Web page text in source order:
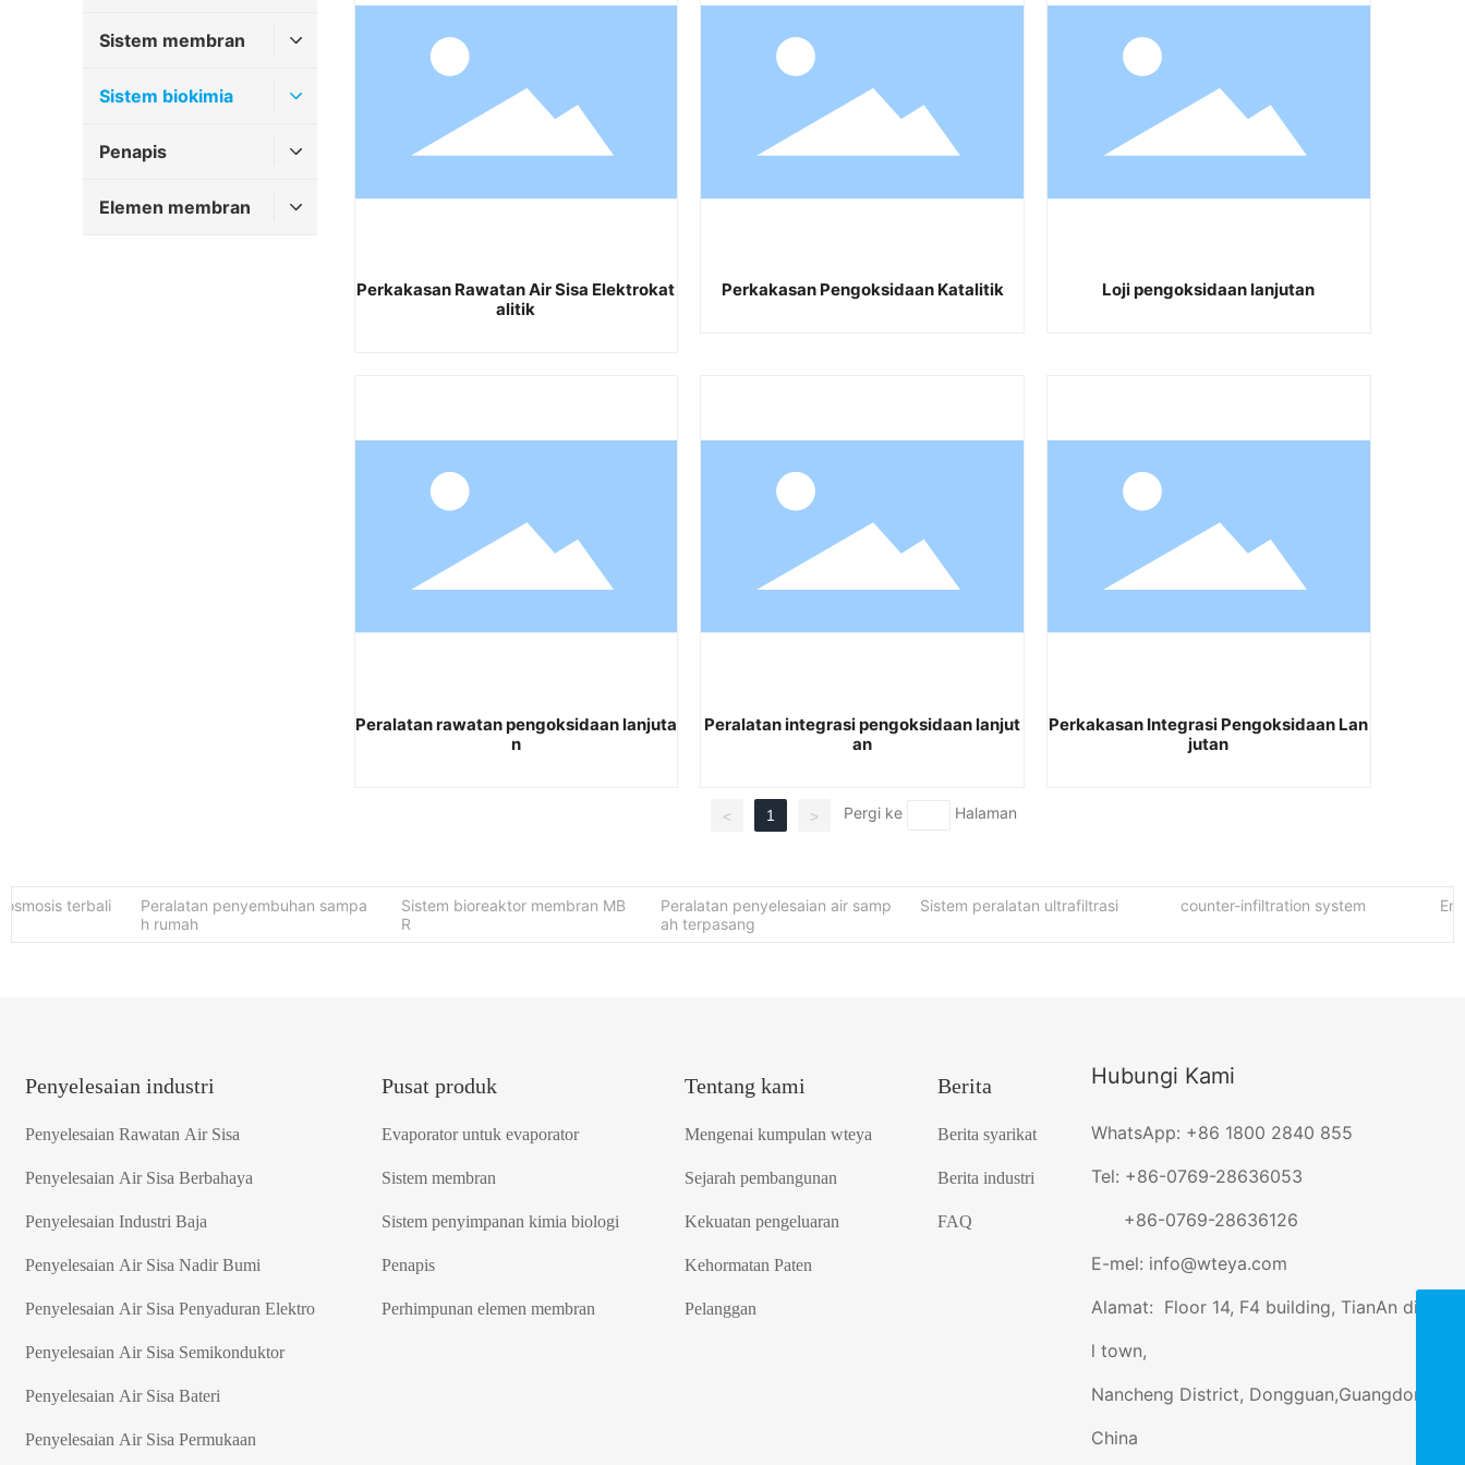
Sistem membran
Sistem biokimia
Penapis
Elemen membran
Perkakasan Rawatan Air Sisa Elektrokat
alitik
Perkakasan Pengoksidaan Katalitik Loji pengoksidaan lanjutan
Peralatan rawatan pengoksidaan lanjuta
n
Peralatan integrasi pengoksidaan lanjut
an
Perkakasan Integrasi Pengoksidaan Lan
jutan
< 1 > Pergi ke Halaman
terbali
Peralatan penyembuhan sampa
h rumah
Sistem bioreaktor membran MB
Peralatan penyelesaian air samp
ah terpasang
Sistem peralatan ultrafiltrasi counter-infiltration system
Penyelesaian industri
Penyelesaian Rawatan Air Sisa
Penyelesaian Air Sisa Berbahaya
Penyelesaian Industri Baja
Penyelesaian Air Sisa Nadir Bumi
Penyelesaian Air Sisa Penyaduran Elektro
Penyelesaian Air Sisa Semikonduktor
Penyelesaian Air Sisa Bateri
Penyelesaian Air Sisa Permukaan
Pusat produk
Evaporator untuk evaporator
Sistem membran
Sistem penyimpanan kimia biologi
Penapis
Perhimpunan elemen membran
Tentang kami
Mengenai kumpulan wteya
Sejarah pembangunan
Kekuatan pengeluaran
Kehormatan Paten
Pelanggan
Berita
Berita syarikat
Berita industri
FAQ
Hubungi Kami
WhatsApp: +86 1800 2840 855
Tel: +86-0769-28636053
+86-0769-28636126
E-mel: info@wteya.com
Alamat: Floor 14, F4 building, TianAn digita
l town,
Nancheng District, Dongguan,Guangdong,
China
info@wteya.com